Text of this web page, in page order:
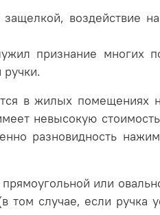
воздействие
признание многих
в жилых помещениях
невысокую
разновидность
или
случае, если ручка